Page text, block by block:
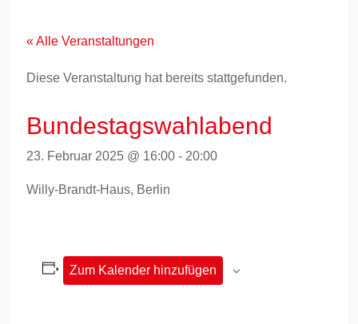
springen« Alle Veranstaltungen
Diese Veranstaltung hat bereits stattgefunden.
Bundestagswahlabend
23. Februar 2025 @ 16:00 - 20:00
Willy-Brandt-Haus, Berlin
Zum Kalender hinzufügen